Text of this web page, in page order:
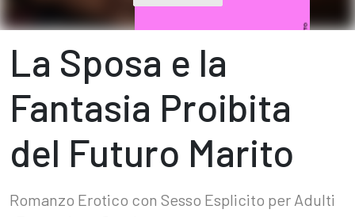
La Sposa e la
Fantasia Proibita
del Futuro Marito
Romanzo Erotico con Sesso Esplicito per Adulti